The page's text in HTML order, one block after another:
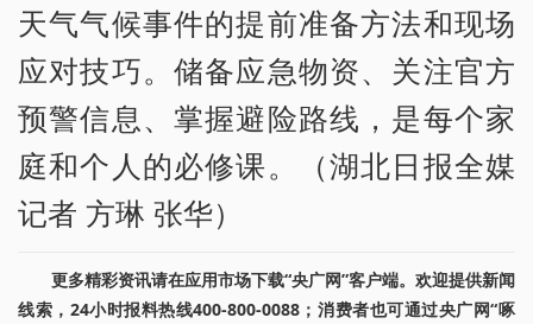
天气气候事件的提前准备方法和现场
应对技巧。储备应急物资、关注官方
预警信息、掌握避险路线，是每个家
庭和个人的必修课。（湖北日报全媒
记者 方琳 张华）
更多精彩资讯请在应用市场下载“央广网”客户端。欢迎提供新闻
线索，24小时报料热线400-800-0088；消费者也可通过央广网“啄